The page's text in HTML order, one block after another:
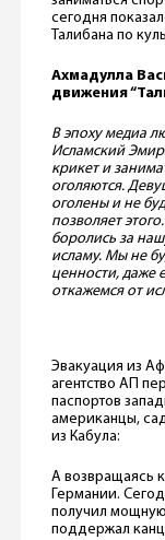
сегодня
Талибана по
Ахмадулла
движения
В эпоху медиа
Исламский
крикет и
оголяются.
оголены и не
позволяет
боролись за
исламу. Мы не
ценности, даже
откажемся от
Эвакуация из
агентство АП
паспортов
американцы,
из Кабула:
А возвращаясь
Германии.
получил
поддержал